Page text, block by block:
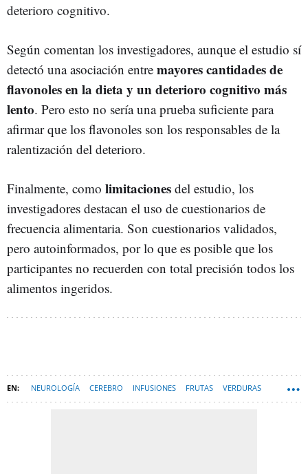
deterioro cognitivo.
Según comentan los investigadores, aunque el estudio sí
detectó una asociación entre mayores cantidades de
flavonoles en la dieta y un deterioro cognitivo más
lento. Pero esto no sería una prueba suficiente para
afirmar que los flavonoles son los responsables de la
ralentización del deterioro.
Finalmente, como limitaciones del estudio, los
investigadores destacan el uso de cuestionarios de
frecuencia alimentaria. Son cuestionarios validados,
pero autoinformados, por lo que es posible que los
participantes no recuerden con total precisión todos los
alimentos ingeridos.
NEUROLOGÍA CEREBRO INFUSIONES FRUTAS VERDURAS